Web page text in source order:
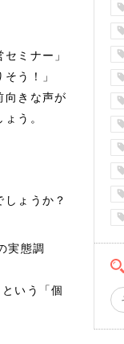
ミナー」
う！」
向きな声が
う。
ょうか？
実態調
いう「個